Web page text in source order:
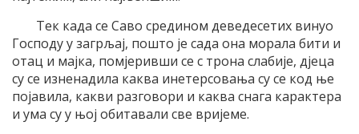
Тек када се Саво средином деведесетих винуо
Господу у загрљај, пошто је сада она морала бити и
отац и мајка, помјеривши се с трона слабије, дјеца
су се изненадила каква инетерсовања су се код ње
појавила, какви разговори и каква снага карактера
и ума су у њој обитавали све вријеме.